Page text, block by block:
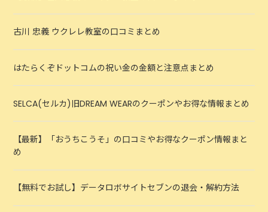
古川 忠義 ウクレレ教室の口コミまとめ
はたらくぞドットコムの祝い金の金額と注意点まとめ
SELCA(セルカ)旧DREAM WEARのクーポンやお得な情報まとめ
【最新】「おうちこうそ」の口コミやお得なクーポン情報まと
め
【無料でお試し】データロボサイトセブンの退会・解約方法